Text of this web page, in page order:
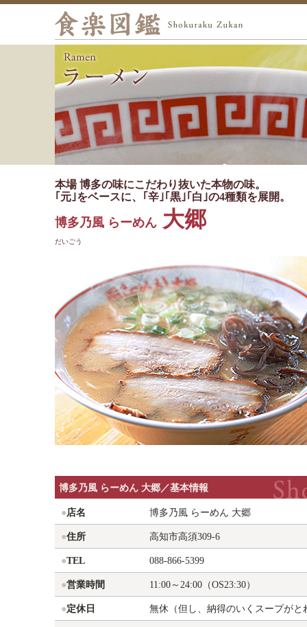
本場 博多の味にこだわり抜いた本物の味。
｢元｣をベースに、｢辛｣｢黒｣｢白｣の4種類を展開。
博多乃風 らーめん 大郷
だいごう
博多乃風 らーめん 大郷／基本情報
●店名 博多乃風 らーめん 大郷
●住所 高知市高須309-6
●TEL 088-866-5399
●営業時間 11:00～24:00（OS23:30）
●定休日 無休（但し、納得のいくスープがと